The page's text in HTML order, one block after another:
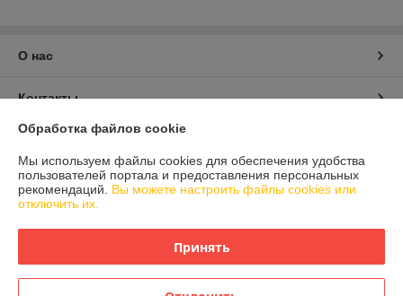
О нас
Контакты
Доставка и оплата
График работы
Политика обработки cookies
Обработка файлов cookie
Мы используем файлы cookies для обеспечения удобства
пользователей портала и предоставления персональных
рекомендаций. Вы можете настроить файлы cookies или
отключить их.
Принять